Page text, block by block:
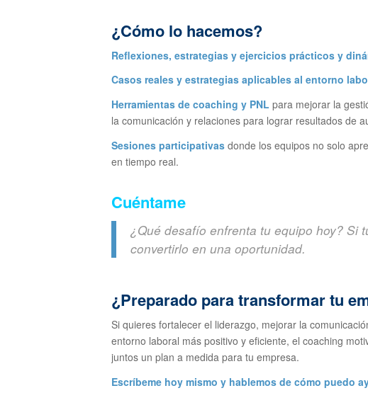
¿Cómo lo hacemos?
Reflexiones, estrategias y ejercicios prácticos y
Casos reales y estrategias aplicables al entorno
Herramientas de coaching y PNL para mejorar la
la comunicación y relaciones para lograr resultados de
Sesiones participativas donde los equipos no solo
en tiempo real.
Cuéntame
¿Qué desafío enfrenta tu equipo hoy? Si
convertirlo en una oportunidad.
¿Preparado para transformar tu
Si quieres fortalecer el liderazgo, mejorar la
entorno laboral más positivo y eficiente, el coaching
juntos un plan a medida para tu empresa.
Escríbeme hoy mismo y hablemos de cómo puedo